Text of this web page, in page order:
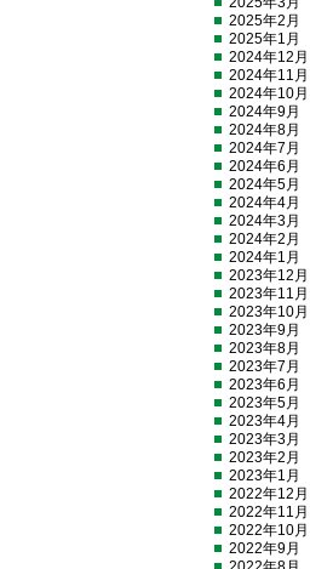
2025年2月
2025年1月
2024年12月
2024年11月
2024年10月
2024年9月
2024年8月
2024年7月
2024年6月
2024年5月
2024年4月
2024年3月
2024年2月
2024年1月
2023年12月
2023年11月
2023年10月
2023年9月
2023年8月
2023年7月
2023年6月
2023年5月
2023年4月
2023年3月
2023年2月
2023年1月
2022年12月
2022年11月
2022年10月
2022年9月